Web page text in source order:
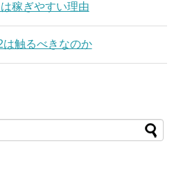
稼ぎやすい理由
は触るべきなのか